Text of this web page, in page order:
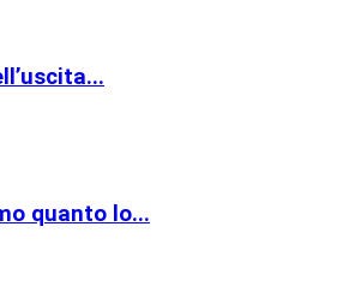
quanto lo...